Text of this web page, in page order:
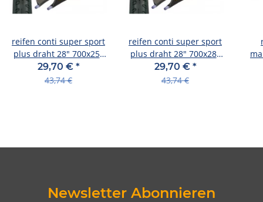
reifen conti super sport
plus draht 28" 700x25c
25-622 schwarz
29,70 € *
43,74 €
reifen conti super sport
plus draht 28" 700x28c
28-622 schwarz
29,70 € *
43,74 €
Newsletter Abonnieren